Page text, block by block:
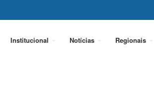
Institucional Notícias Regionais